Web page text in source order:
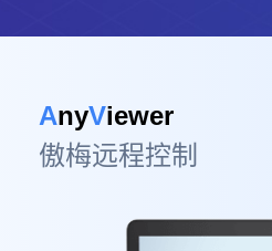
AnyViewer
傲梅远程控制